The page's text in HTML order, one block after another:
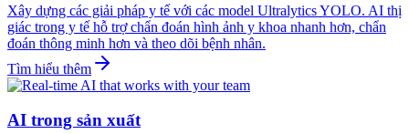
Xây dựng các giải pháp y tế với các model Ultralytics YOLO. AI thị
giác trong y tế hỗ trợ chẩn đoán hình ảnh y khoa nhanh hơn, chẩn
đoán thông minh hơn và theo dõi bệnh nhân.
Tìm hiểu thêm
AI trong sản xuất